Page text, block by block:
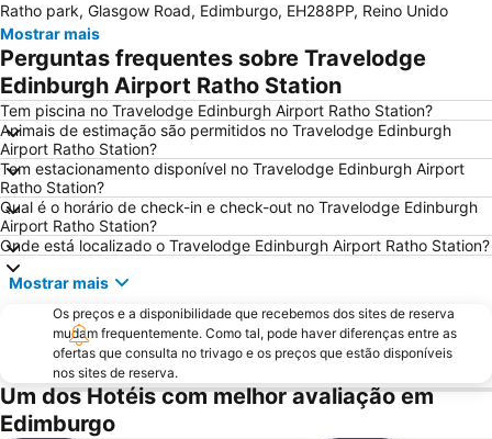
Museu Nacional da Escócia
Leith
City Art Centre
The Royal Mile Gallery
St James Quarter
Rosslyn Chapel
Edinburgh Park
The Witchery by the Castle
Stockbridge
Marchmont
Scott Monument
Edinburgh Zoo
Braid Hills
Greyfriars Kirk
Cowgate
Holyrood Park
Portobello
EICC
Morningside
Royal Botanic Garden Edinburgh
Rose Street
Edinburgh Dungeon
Edinburgh Marathon Festival
University of Edinburgh
Ratho park, Glasgow Road, Edimburgo, EH288PP, Reino Unido
Mostrar mais
Perguntas frequentes sobre Travelodge
Edinburgh Airport Ratho Station
Tem piscina no Travelodge Edinburgh Airport Ratho Station?
Animais de estimação são permitidos no Travelodge Edinburgh
Airport Ratho Station?
Tem estacionamento disponível no Travelodge Edinburgh Airport
Ratho Station?
Qual é o horário de check-in e check-out no Travelodge Edinburgh
Airport Ratho Station?
Onde está localizado o Travelodge Edinburgh Airport Ratho Station?
Mostrar mais
Os preços e a disponibilidade que recebemos dos sites de reserva
mudam frequentemente. Como tal, pode haver diferenças entre as
ofertas que consulta no trivago e os preços que estão disponíveis
nos sites de reserva.
Um dos Hotéis com melhor avaliação em
Edimburgo